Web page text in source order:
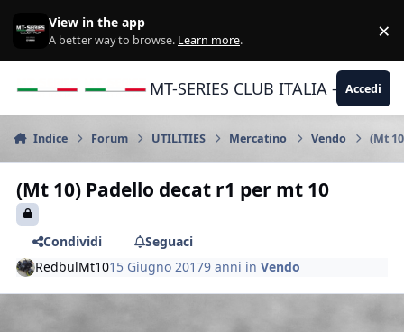
View in the app
A better way to browse. Learn more. ×
MT-SERIES CLUB ITALIA -Accedi
Indice Forum UTILITIES Mercatino Vendo (Mt
(Mt 10) Padello decat r1 per mt 10
Condividi
Seguaci
RedbulMt1015 Giugno 20179 anni inVendo